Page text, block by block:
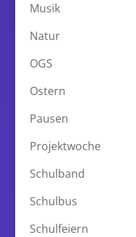
Musik
Natur
OGS
Ostern
Pausen
Projektwoche
Schulband
Schulbus
Schulfeiern